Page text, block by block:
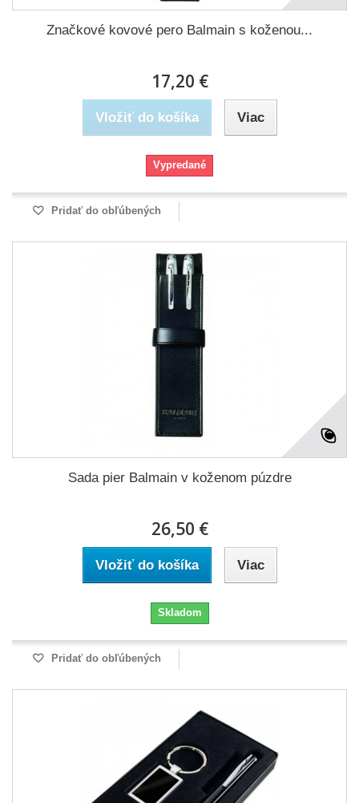
Značkové kovové pero Balmain s koženou...
17,20 €
Vložiť do košíka Viac
Vypredané
Pridať do obľúbených
Sada pier Balmain v koženom púzdre
26,50 €
Vložiť do košíka Viac
Skladom
Pridať do obľúbených